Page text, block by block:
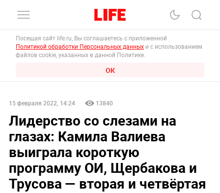
Посещая сайт life.ru, Вы соглашаетесь с приложенной
Политикой обработки Персональных данных и с использованием
файлов cookie, указанных в данной Политике.
ОК
15 февраля 2022, 14:24 13840
Лидерство со слезами на
глазах: Камила Валиева
выиграла короткую
программу ОИ, Щербакова и
Трусова — вторая и четвёртая